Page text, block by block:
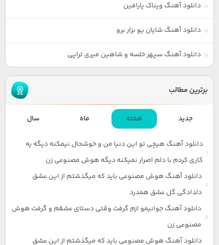
دانلود آهنگ ویناک پارافین
دانلود آهنگ شایان یو بزار برو
دانلود آهنگ سپهر خلسه و شاهین میری تراپی
برترین مطالب
جدید هفته ماه سال
دانلود آهنگ هیچی تو این دنیا من و خوشحال نیمکنه دیگه یه
کاری کردم با دلم اصرار نمیکنه دیگه هوش مصنوعی زن
دانلود آهنگ هوش مصنوعی باید که میگذشتم از این عشق
دلدادگی گل عشق همدرد
دانلود آهنگ جوانیمو ازم گرفت وقتی دستای عشقم و گرفت هوش
مصنوعی زن
دانلود آهنگ هوش مصنوعی باید که میگذشتم از این عشق